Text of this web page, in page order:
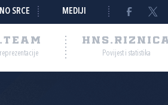
SRCE MEDIJI
Povijest i statistika